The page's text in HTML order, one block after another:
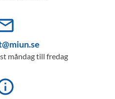
måndag till fredag